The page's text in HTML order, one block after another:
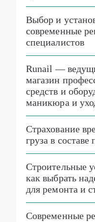
Выбор и
современные
специалистов
Runail —
магазин
средств и
маникюра и
Страхование
груза в составе
Строительные
как выбрать
для ремонта и
Современные